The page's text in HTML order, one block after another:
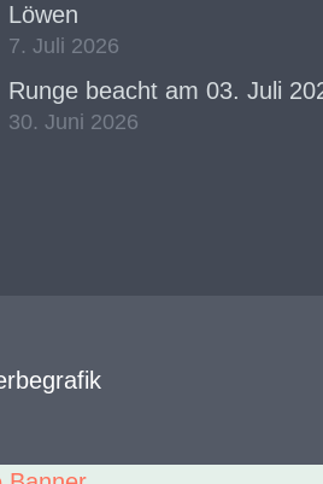
Löwen
7. Juli 2026
Runge beacht am 03. Juli
30. Juni 2026